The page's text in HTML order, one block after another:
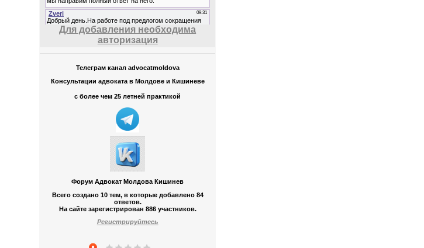
Для добавления необходима
авторизация
Телеграм канал advocatmoldova
Консультации адвоката в Молдове и Кишиневе
с более чем 25 летней практикой
Форум Адвокат Молдова Кишинев
Всего создано 10 тем, в которые добавлено 84
ответов.
На сайте зарегистрирован 886 участников.
Регистрируйтесь